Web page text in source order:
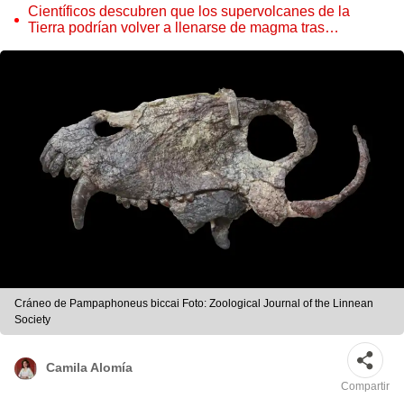
Científicos descubren que los supervolcanes de la
Tierra podrían volver a llenarse de magma tras
Cráneo de Pampaphoneus biccai Foto: Zoological Journal of the Linnean
Society
Camila Alomía
Compartir